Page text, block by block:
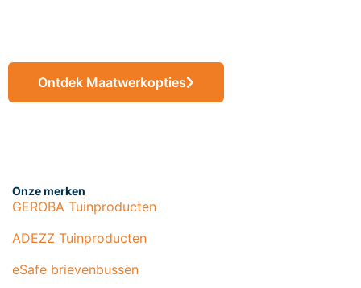
Ontdek Maatwerkopties
Onze merken
GEROBA Tuinproducten
ADEZZ Tuinproducten
eSafe brievenbussen